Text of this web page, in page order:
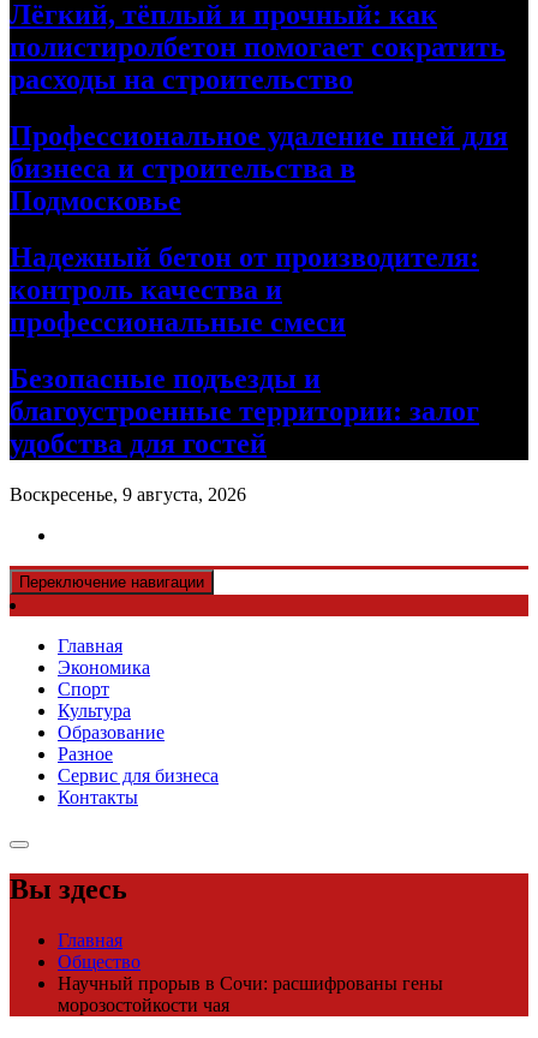
Лёгкий, тёплый и прочный: как
полистиролбетон помогает сократить
расходы на строительство
Профессиональное удаление пней для
бизнеса и строительства в
Подмосковье
Надежный бетон от производителя:
контроль качества и
профессиональные смеси
Безопасные подъезды и
благоустроенные территории: залог
удобства для гостей
Воскресенье, 9 августа, 2026
Переключение навигации
Главная
Экономика
Спорт
Культура
Образование
Разное
Сервис для бизнеса
Контакты
Вы здесь
Главная
Общество
Научный прорыв в Сочи: расшифрованы гены
морозостойкости чая